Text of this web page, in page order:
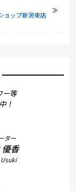
ョップ新潟東店
ー等
！
ター
優香